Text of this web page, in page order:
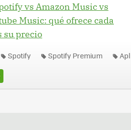
vs Amazon Music vs
Music: qué ofrece cada
su precio
Spotify Spotify Premium